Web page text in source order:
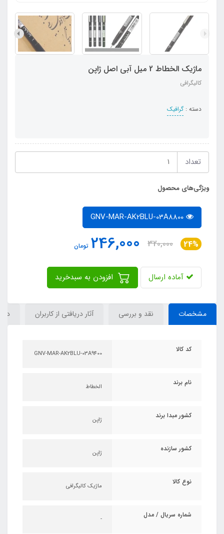
ماژیک الخطاط 2 میل آبی اصل ژاپن
کالیگرافی
دسته : گرافیک
تعداد
ویژگی‌های محصول
24%
320,000
246,000 تومان
آماده ارسال
مشخصات نقد و بررسی آثار دریافتی از کاربران
کد کالا GNV-MAR-AK2BLU-03A9400
نام برند الخطاط
کشور مبدا برند ژاپن
کشور سازنده ژاپن
نوع کالا ماژیک کالیگرافی
شماره سریال / مدل -